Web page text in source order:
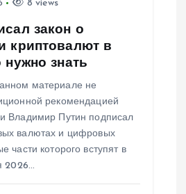
8 views
закон о
криптовалют в
нужно знать
материале не
рекомендацией
Владимир Путин подписал
валютах и цифровых
части которого вступят в
2026…